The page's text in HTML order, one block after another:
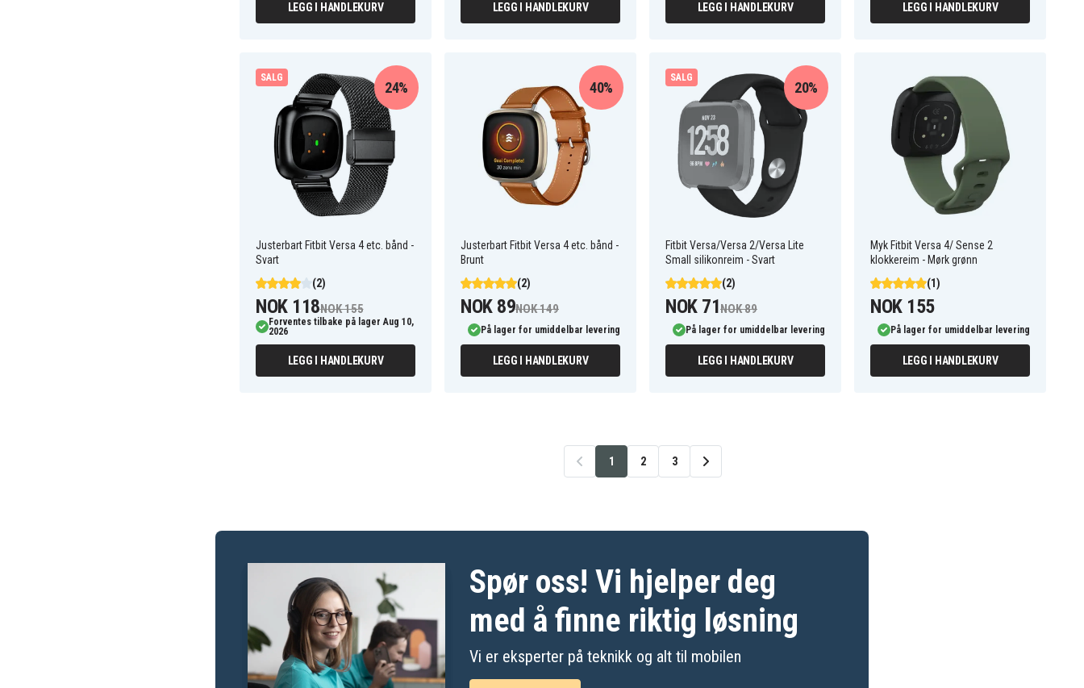
LEGG I HANDLEKURV LEGG I HANDLEKURV LEGG I HANDLEKURV LEGG I HANDLEKURV
SALG
Justerbart Fitbit Versa 4 etc. bånd -
Svart
(2)
24%
NOK 118NOK 155
Forventes tilbake på lager Aug 10,
2026
LEGG I HANDLEKURV
Justerbart Fitbit Versa 4 etc. bånd -
Brunt
(2)
40%
NOK 89NOK 149
På lager for umiddelbar levering
LEGG I HANDLEKURV
SALG
Fitbit Versa/Versa 2/Versa Lite
Small silikonreim - Svart
(2)
20%
NOK 71NOK 89
På lager for umiddelbar levering
LEGG I HANDLEKURV
Myk Fitbit Versa 4/ Sense 2
klokkereim - Mørk grønn
(1)
NOK 155
På lager for umiddelbar levering
LEGG I HANDLEKURV
1 2 3
Spør oss! Vi hjelper deg
med å finne riktig løsning
Vi er eksperter på teknikk og alt til mobilen